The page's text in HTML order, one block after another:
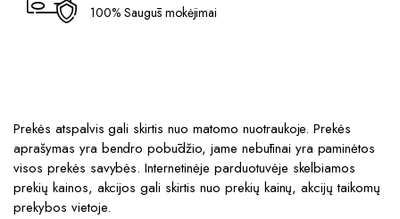
100% Saugūs mokėjimai
Prekės atspalvis gali skirtis nuo matomo nuotraukoje. Prekės
aprašymas yra bendro pobūdžio, jame nebūtinai yra paminėtos
visos prekės savybės. Internetinėje parduotuvėje skelbiamos
prekių kainos, akcijos gali skirtis nuo prekių kainų, akcijų taikomų
prekybos vietoje.